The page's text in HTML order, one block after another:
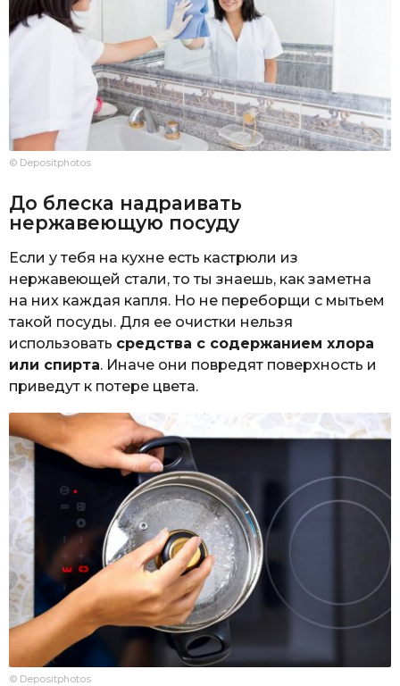
© Depositphotos
До блеска надраивать
нержавеющую посуду
Если у тебя на кухне есть кастрюли из
нержавеющей стали, то ты знаешь, как заметна
на них каждая капля. Но не переборщи с мытьем
такой посуды. Для ее очистки нельзя
использовать средства с содержанием хлора
или спирта. Иначе они повредят поверхность и
приведут к потере цвета.
© Depositphotos